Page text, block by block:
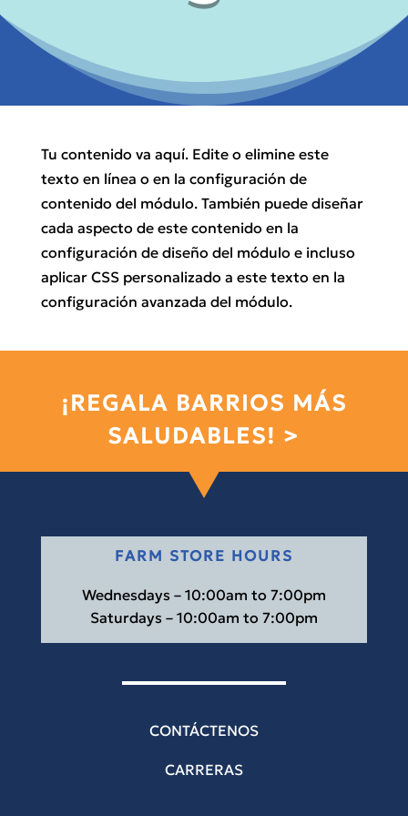
Tu contenido va aquí. Edite o elimine este
texto en línea o en la configuración de
contenido del módulo. También puede diseñar
cada aspecto de este contenido en la
configuración de diseño del módulo e incluso
aplicar CSS personalizado a este texto en la
configuración avanzada del módulo.
¡REGALA BARRIOS MÁS
SALUDABLES! >
FARM STORE HOURS
Wednesdays – 10:00am to 7:00pm
Saturdays – 10:00am to 7:00pm
CONTÁCTENOS
CARRERAS